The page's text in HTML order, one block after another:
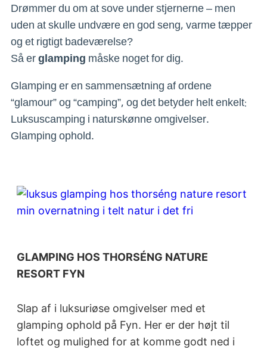
Drømmer du om at sove under stjernerne – men
uden at skulle undvære en god seng, varme tæpper
og et rigtigt badeværelse?
Så erglamping måske noget for dig.
Glamping er en sammensætning af ordene
“glamour” og “camping”, og det betyder helt enkelt:
Luksuscamping i naturskønne omgivelser.
Glamping ophold.
GLAMPING HOS THORSÉNG NATURE
RESORT FYN
Slap af i luksuriøse omgivelser med et
glamping ophold på Fyn. Her er der højt til
loftet og mulighed for at komme godt ned i